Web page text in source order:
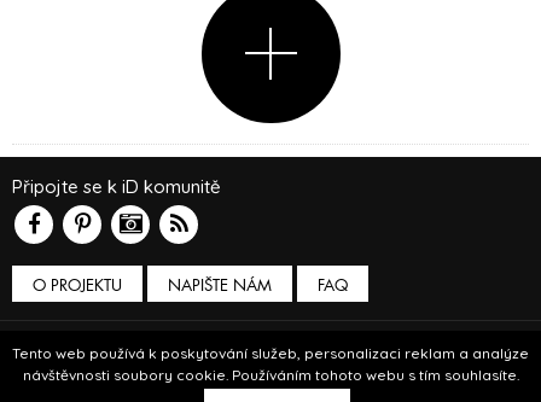
Tento web používá k poskytování služeb, personalizaci reklam a analýze
návštěvnosti soubory cookie. Používáním tohoto webu s tím souhlasíte.
O PROJEKTU NAPIŠTE NÁM
Připojte se k iD komunitě
FAQ
Podmínky používání
© Insidecor 2013-2019.